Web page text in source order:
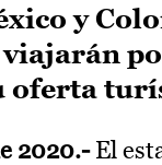
y
oferta
2020.-El